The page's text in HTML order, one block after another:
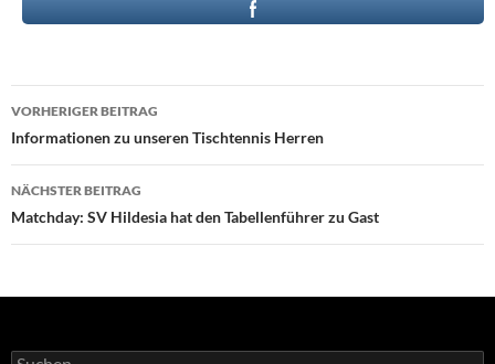
Beitragsnavigation
VORHERIGER BEITRAG
Informationen zu unseren Tischtennis Herren
NÄCHSTER BEITRAG
Matchday: SV Hildesia hat den Tabellenführer zu Gast
Suchen